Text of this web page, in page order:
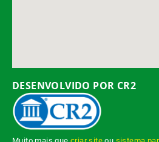
DESENVOLVIDO POR CR2